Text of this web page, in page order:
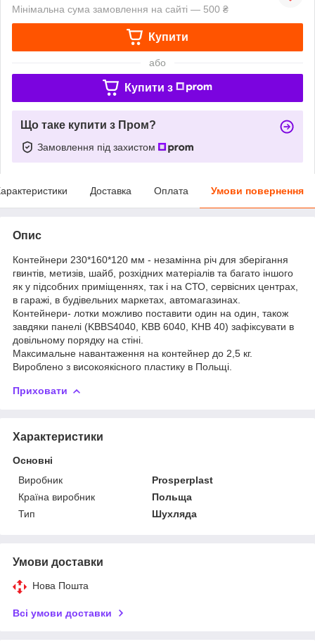
Мінімальна сума замовлення на сайті — 500 ₴
Купити
або
Купити з
Що таке купити з Пром?
Замовлення під захистом
Доставка Оплата Умови повернення
Опис
Контейнери 230*160*120 мм - незамінна річ для зберігання
гвинтів, метизів, шайб, розхідних матеріалів та багато іншого
як у підсобних приміщеннях, так і на СТО, сервісних центрах,
в гаражі, в будівельних маркетах, автомагазинах.
Контейнери- лотки можливо поставити один на один, також
завдяки панелі (KBBS4040, KBB 6040, KHB 40) зафіксувати в
довільному порядку на стіні.
Максимальне навантаження на контейнер до 2,5 кг.
Вироблено з високоякісного пластику в Польщі.
Приховати
Характеристики
Основні
Виробник
Prosperplast
Країна виробник
Польща
Тип
Шухляда
Умови доставки
Нова Пошта
Всі умови доставки